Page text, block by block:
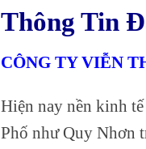
Thông Tin
CÔNG TY VIỄN
Hiện nay nền kinh
Phố như Quy Nhơn